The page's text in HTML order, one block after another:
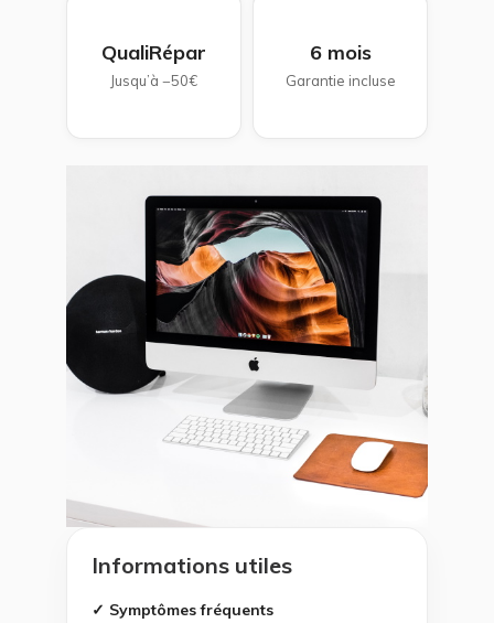
QualiRépar
Jusqu’à −50€
6 mois
Garantie incluse
Informations utiles
✓ Symptômes fréquents